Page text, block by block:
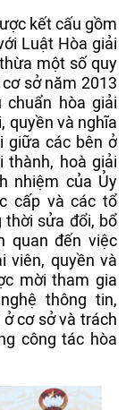
kết cấu gồm
Luật Hòa giải
một số quy
sở năm 2013
hòa giải
quyền và nghĩa
giữa các bên ở
thành, hoà giải
nhiệm của Ủy
cấp và các tổ
sửa đổi, bổ
quan đến việc
viên, quyền và
mời tham gia
thông tin,
cơ sở và trách
công tác hòa